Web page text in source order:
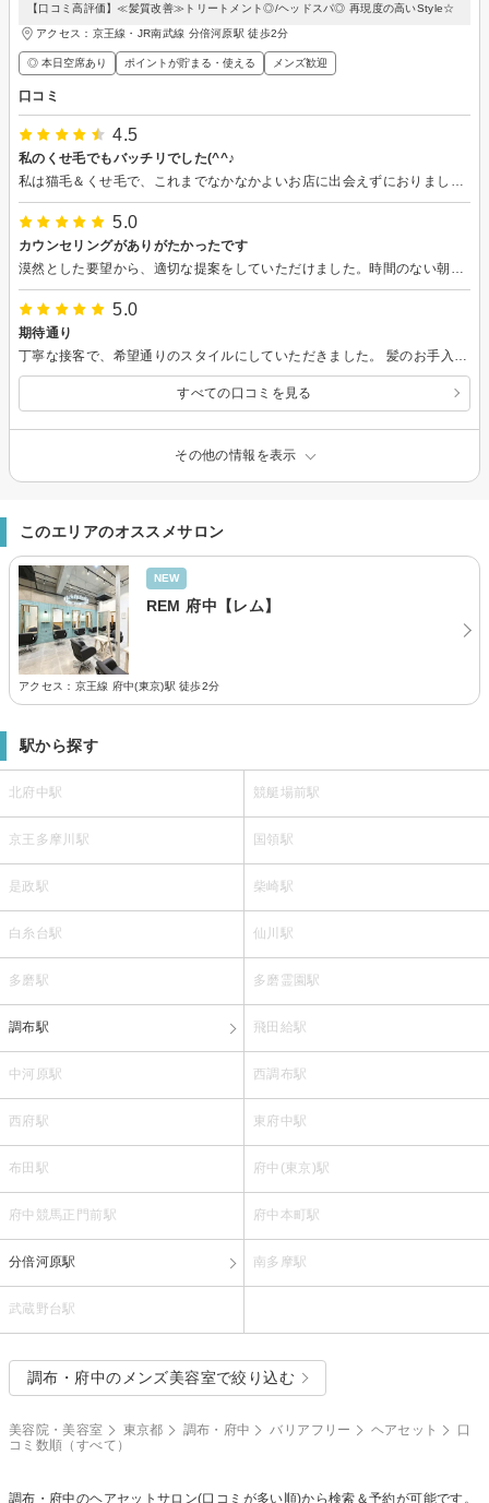
【口コミ高評価】≪髪質改善≫トリートメント◎/ヘッドスパ◎ 再現度の高いStyle☆
アクセス：京王線・JR南武線 分倍河原駅 徒歩2分
◎ 本日空席あり ポイントが貯まる・使える メンズ歓迎
口コミ
4.5
私のくせ毛でもバッチリでした(^^♪
5.0
カウンセリングがありがたかったです
5.0
期待通り
すべての口コミを見る
その他の情報を表示
このエリアのオススメサロン
NEW
REM 府中【レム】
アクセス：京王線 府中(東京)駅 徒歩2分
駅から探す
北府中駅 競艇場前駅
京王多摩川駅 国領駅
是政駅 柴崎駅
白糸台駅 仙川駅
多磨駅 多磨霊園駅
調布駅 飛田給駅
中河原駅 西調布駅
西府駅 東府中駅
布田駅 府中(東京)駅
府中競馬正門前駅 府中本町駅
分倍河原駅 南多摩駅
武蔵野台駅
調布・府中のメンズ美容室で絞り込む
美容院・美容室 東京都 調布・府中 バリアフリー ヘアセット
口
コミ数順（すべて）
調布・府中のヘアセット サロン(口コミが多い順)から検索＆予約が可能です。